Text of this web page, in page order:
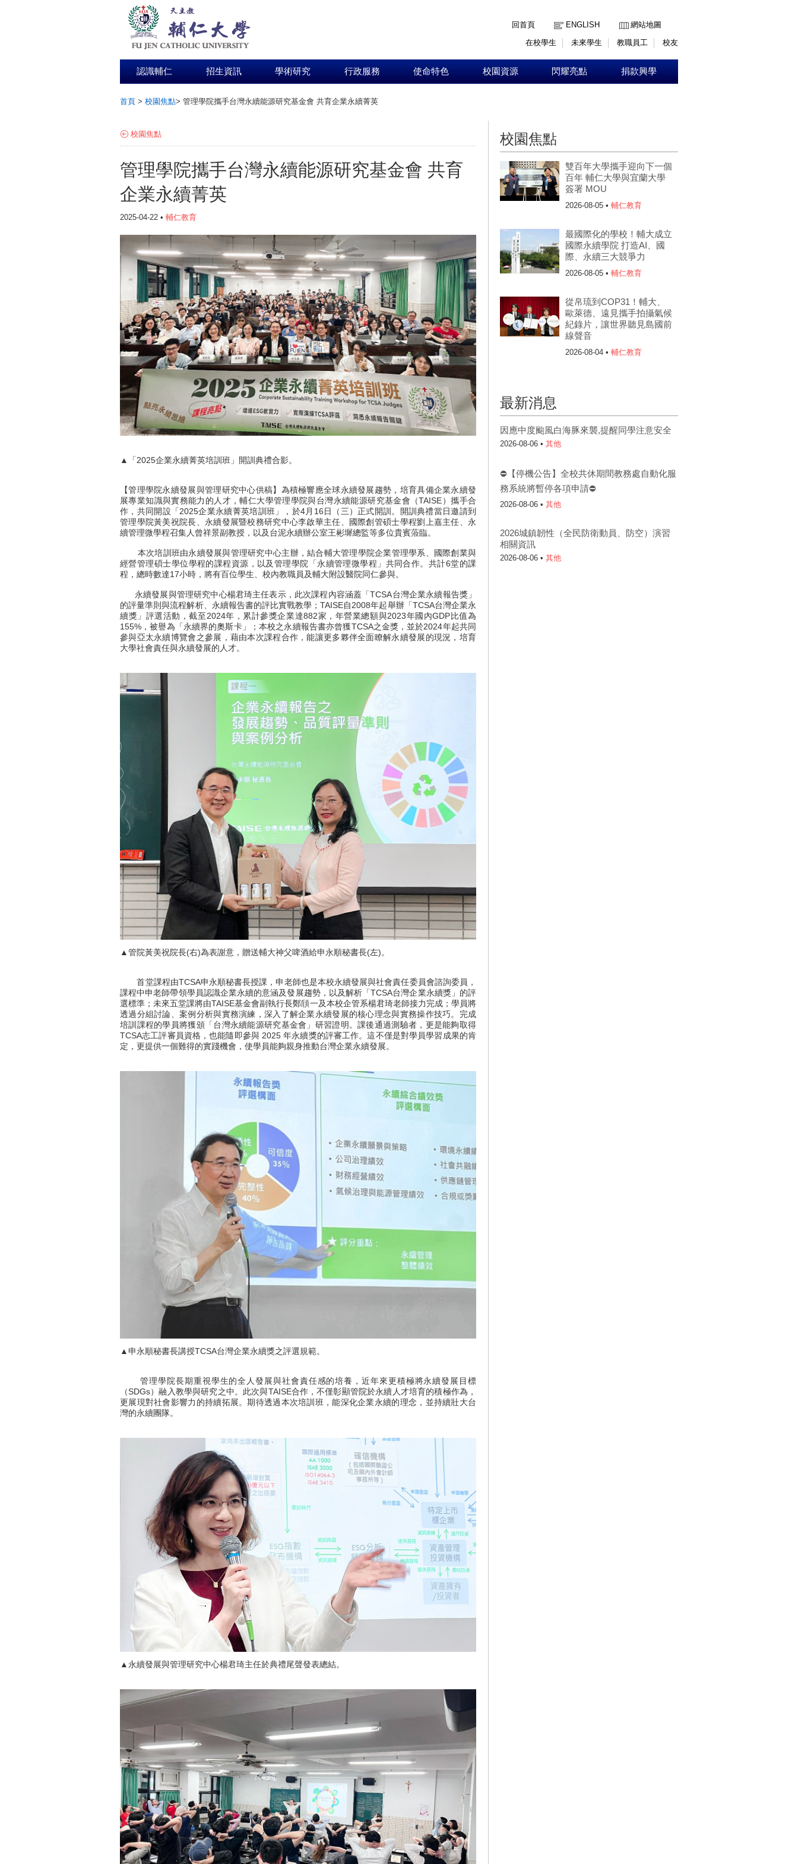
回首頁
ENGLISH
網站地圖
在校學生
未來學生 教職員工 校友
認識輔仁 招生資訊 學術研究 行政服務 使命特色 校園資源 閃耀亮點 捐款興學
首頁 > 校園焦點> 管理學院攜手台灣永續能源研究基金會 共育企業永續菁英
校園焦點
管理學院攜手台灣永續能源研究基金會 共育
企業永續菁英
2025-04-22 • 輔仁教育
▲「2025企業永續菁英培訓班」開訓典禮合影。
【管理學院永續發展與管理研究中心供稿】為積極響應全球永續發展趨勢，培育具備企業永續發
展專業知識與實務能力的人才，輔仁大學管理學院與台灣永續能源研究基金會（TAISE）攜手合
作，共同開設「2025企業永續菁英培訓班」，於4月16日（三）正式開訓。開訓典禮當日邀請到
管理學院黃美祝院長、永續發展暨校務研究中心李啟華主任、國際創管碩士學程劉上嘉主任、永
續管理微學程召集人曾祥景副教授，以及台泥永續辦公室王彬墀總監等多位貴賓蒞臨。
本次培訓班由永續發展與管理研究中心主辦，結合輔大管理學院企業管理學系、國際創業與
經營管理碩士學位學程的課程資源，以及管理學院「永續管理微學程」共同合作。共計6堂的課
程，總時數達17小時，將有百位學生、校內教職員及輔大附設醫院同仁參與。
永續發展與管理研究中心楊君琦主任表示，此次課程內容涵蓋「TCSA台灣企業永續報告獎」
的評量準則與流程解析、永續報告書的評比實戰教學；TAISE自2008年起舉辦「TCSA台灣企業永
續獎」評選活動，截至2024年，累計參獎企業達882家，年營業總額與2023年國內GDP比值為
155%，被譽為「永續界的奧斯卡」；本校之永續報告書亦曾獲TCSA之金獎，並於2024年起共同
參與亞太永續博覽會之參展，藉由本次課程合作，能讓更多夥伴全面瞭解永續發展的現況，培育
大學社會責任與永續發展的人才。
▲管院黃美祝院長(右)為表謝意，贈送輔大神父啤酒給申永順秘書長(左)。
首堂課程由TCSA申永順秘書長授課，申老師也是本校永續發展與社會責任委員會諮詢委員，
課程中申老師帶領學員認識企業永續的意涵及發展趨勢，以及解析「TCSA台灣企業永續獎」的評
選標準；未來五堂課將由TAISE基金會副執行長鄭頎一及本校企管系楊君琦老師接力完成；學員將
透過分組討論、案例分析與實務演練，深入了解企業永續發展的核心理念與實務操作技巧。完成
培訓課程的學員將獲頒「台灣永續能源研究基金會」研習證明。課後通過測驗者，更是能夠取得
TCSA志工評審員資格，也能隨即參與 2025 年永續獎的評審工作。這不僅是對學員學習成果的肯
定，更提供一個難得的實踐機會，使學員能夠親身推動台灣企業永續發展。
▲申永順秘書長講授TCSA台灣企業永續獎之評選規範。
管理學院長期重視學生的全人發展與社會責任感的培養，近年來更積極將永續發展目標
（SDGs）融入教學與研究之中。此次與TAISE合作，不僅彰顯管院於永續人才培育的積極作為，
更展現對社會影響力的持續拓展。期待透過本次培訓班，能深化企業永續的理念，並持續壯大台
灣的永續團隊。
▲永續發展與管理研究中心楊君琦主任於典禮尾聲發表總結。
校園焦點
雙百年大學攜手迎向下一個
百年 輔仁大學與宜蘭大學
簽署 MOU
2026-08-05 • 輔仁教育
最國際化的學校！輔大成立
國際永續學院 打造AI、國
際、永續三大競爭力
2026-08-05 • 輔仁教育
從帛琉到COP31！輔大、
歐萊德、遠見攜手拍攝氣候
紀錄片，讓世界聽見島國前
線聲音
2026-08-04 • 輔仁教育
最新消息
因應中度颱風白海豚來襲,提醒同學注意安全
2026-08-06 • 其他
⛔【停機公告】全校共休期間教務處自動化服
務系統將暫停各項申請⛔
2026-08-06 • 其他
2026城鎮韌性（全民防衛動員、防空）演習
相關資訊
2026-08-06 • 其他